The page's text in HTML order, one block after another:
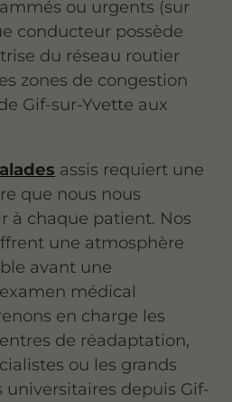
ou urgents (sur
conducteur possède
du réseau routier
zones de congestion
Gif-sur-Yvette aux
assis requiert une
que nous nous
à chaque patient. Nos
une atmosphère
avant une
médical
en charge les
de réadaptation,
ou les grands
universitaires depuis Gif-